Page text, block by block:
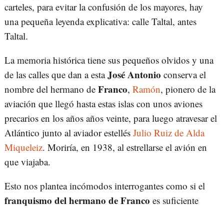
carteles, para evitar la confusión de los mayores, hay
una pequeña leyenda explicativa: calle Taltal, antes
Taltal.
La memoria histórica tiene sus pequeños olvidos y una
de las calles que dan a estaJosé Antonio conserva el
nombre del hermano de Franco, Ramón, pionero de la
aviación que llegó hasta estas islas con unos aviones
precarios en los años años veinte, para luego atravesar el
Atlántico junto al aviador estellés Julio Ruiz de Alda
Miqueleiz. Moriría, en 1938, al estrellarse el avión en
que viajaba.
Esto nos plantea incómodos interrogantes como si el
franquismo del hermano de Franco es suficiente